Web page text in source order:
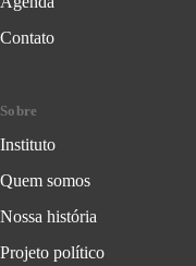
Contato
Sobre
Instituto
Quem somos
Nossa história
Projeto político